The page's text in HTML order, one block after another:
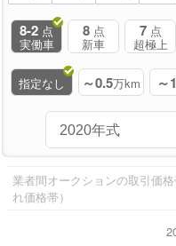
8-2 点
実働車
8 点
新車
7 点
超極上
指定なし ～0.5万km ～
業者間オークションの取引価
れ価格帯）